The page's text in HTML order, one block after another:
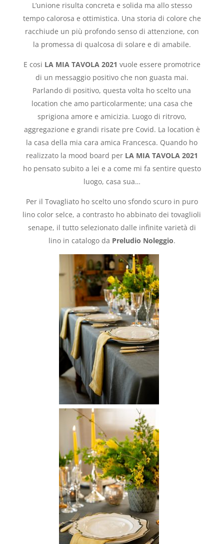
L’unione risulta concreta e solida ma allo stesso
tempo calorosa e ottimistica. Una storia di colore che
racchiude un più profondo senso di attenzione, con
la promessa di qualcosa di solare e di amabile.
E cosi LA MIA TAVOLA 2021 vuole essere promotrice
di un messaggio positivo che non guasta mai.
Parlando di positivo, questa volta ho scelto una
location che amo particolarmente; una casa che
sprigiona amore e amicizia. Luogo di ritrovo,
aggregazione e grandi risate pre Covid. La location è
la casa della mia cara amica Francesca. Quando ho
realizzato la mood board per LA MIA TAVOLA 2021
ho pensato subito a lei e a come mi fa sentire questo
luogo, casa sua…
Per il Tovagliato ho scelto uno sfondo scuro in puro
lino color selce, a contrasto ho abbinato dei tovaglioli
senape, il tutto selezionato dalle infinite varietà di
lino in catalogo da Preludio Noleggio.